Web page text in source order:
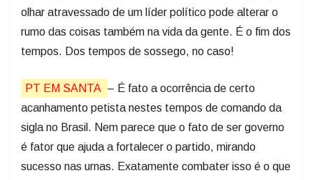
olhar atravessado de um líder político pode alterar o
rumo das coisas também na vida da gente. É o fim dos
tempos. Dos tempos de sossego, no caso!
PT EM SANTA – É fato a ocorrência de certo
acanhamento petista nestes tempos de comando da
sigla no Brasil. Nem parece que o fato de ser governo
é fator que ajuda a fortalecer o partido, mirando
sucesso nas urnas. Exatamente combater isso é o que